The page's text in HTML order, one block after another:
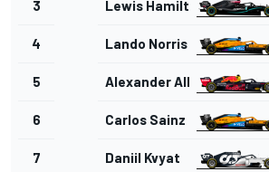
3 Lewis Hamilton
4 Lando Norris
5 Alexander Albon
6 Carlos Sainz Jr.
7 Daniil Kvyat